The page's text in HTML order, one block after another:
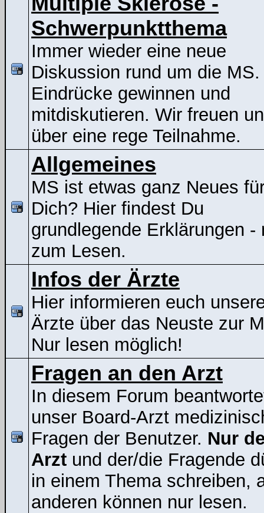
Schwerpunktthema
Immer wieder eine neue
Diskussion rund um die MS.
Eindrücke gewinnen und
mitdiskutieren. Wir freuen
über eine rege Teilnahme.
Allgemeines
MS ist etwas ganz Neues
Dich? Hier findest Du
grundlegende Erklärungen -
zum Lesen.
Infos der Ärzte
Hier informieren euch
Ärzte über das Neuste zur
Nur lesen möglich!
Fragen an den Arzt
In diesem Forum
unser Board-Arzt
Fragen der Benutzer. Nur
Arzt und der/die Fragende
in einem Thema schreiben,
anderen können nur lesen.